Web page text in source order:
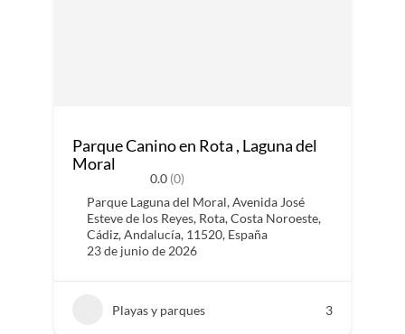
Parque Canino en Rota , Laguna del
Moral
0.0 (0)
Parque Laguna del Moral, Avenida José
Esteve de los Reyes, Rota, Costa Noroeste,
Cádiz, Andalucía, 11520, España
23 de junio de 2026
Playas y parques 3